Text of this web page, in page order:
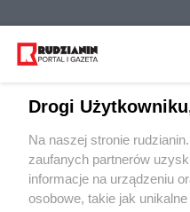
Wydawca mediów lokalnych
Drogi
Na naszej stronie
zaufanych partnerów
informacje na urządzeniu
osobowe, takie jak